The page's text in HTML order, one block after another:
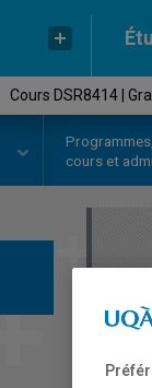
Cours DSR8414 |
Programmes,
cours et